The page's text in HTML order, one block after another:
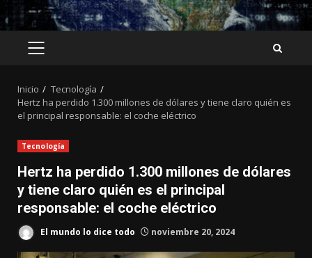
MENÚ
Inicio
Tecnología
Hertz ha perdido 1.300 millones de dólares y tiene claro quién es
el principal responsable: el coche eléctrico
Tecnología
Hertz ha perdido 1.300 millones de dólares
y tiene claro quién es el principal
responsable: el coche eléctrico
El mundo lo dice todo noviembre 20, 2024